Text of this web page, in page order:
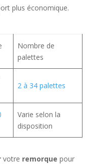
plus économique.
Nombre de
palettes
2 à 34 palettes
Varie selon la
disposition
votre remorque pour